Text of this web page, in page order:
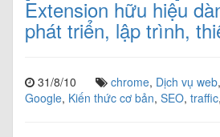
Extension hữu hiệu
phát triển, lập trình,
31/8/10 chrome, Dịch vụ web,
Google, Kiến thức cơ bản, SEO, traffic,